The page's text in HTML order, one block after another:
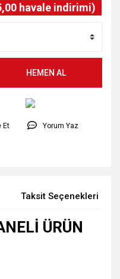
havale indirimi)
HEMEN AL
Et Yorum Yaz
Taksit Seçenekleri
ÜRÜN